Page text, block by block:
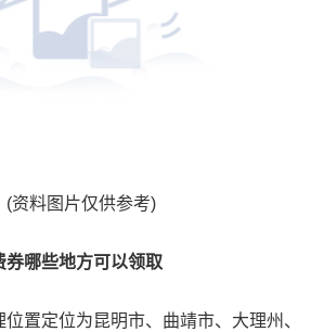
(资料图片仅供参考)
券哪些地方可以领取
置定位为昆明市、曲靖市、大理州、